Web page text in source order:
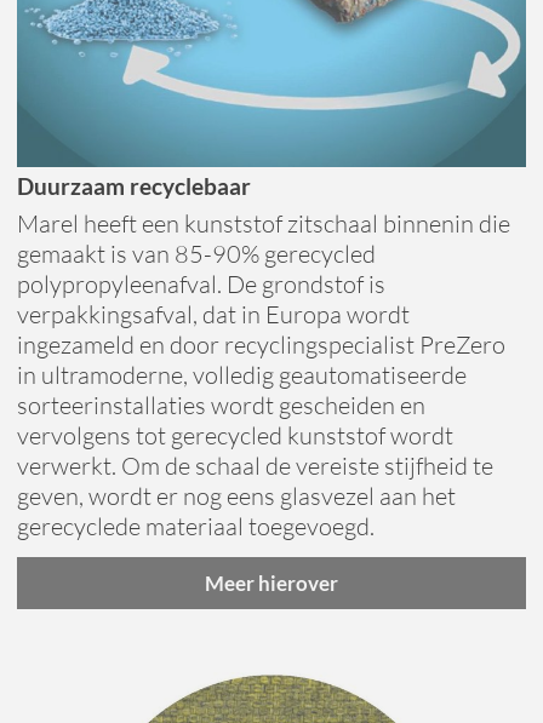
Duurzaam recyclebaar
Marel heeft een kunststof zitschaal binnenin die
gemaakt is van 85-90% gerecycled
polypropyleenafval. De grondstof is
verpakkingsafval, dat in Europa wordt
ingezameld en door recyclingspecialist PreZero
in ultramoderne, volledig geautomatiseerde
sorteerinstallaties wordt gescheiden en
vervolgens tot gerecycled kunststof wordt
verwerkt. Om de schaal de vereiste stijfheid te
geven, wordt er nog eens glasvezel aan het
gerecyclede materiaal toegevoegd.
Meer hierover